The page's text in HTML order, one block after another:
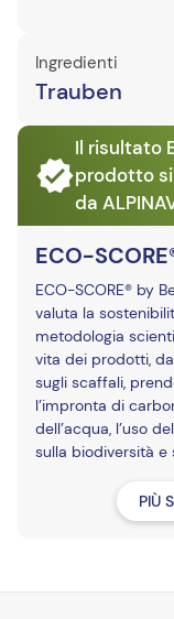
Ingredienti
Trauben
Il risultato
prodotto
da
ECO-
ECO-SCORE® by
valuta la
metodologia
vita dei prodotti,
sugli scaffali,
l’impronta di
dell’acqua, l’uso
sulla biodiversità e
PIÙ